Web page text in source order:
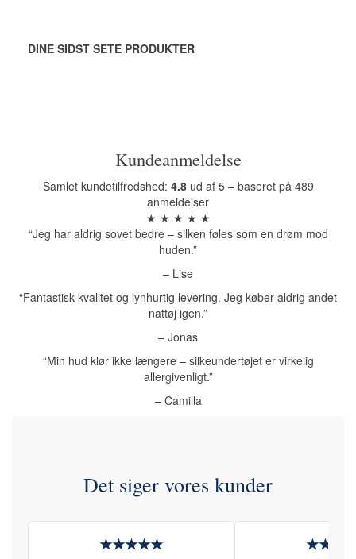
DINE SIDST SETE PRODUKTER
Kundeanmeldelse
Samlet kundetilfredshed: 4.8ud af 5 – baseret på 489
anmeldelser
★ ★ ★ ★ ★
“Jeg har aldrig sovet bedre – silken føles som en drøm mod
huden.”
– Lise
“Fantastisk kvalitet og lynhurtig levering. Jeg køber aldrig andet
nattøj igen.”
– Jonas
“Min hud klør ikke længere – silkeundertøjet er virkelig
allergivenligt.”
– Camilla
Det siger vores kunder
★★★★★